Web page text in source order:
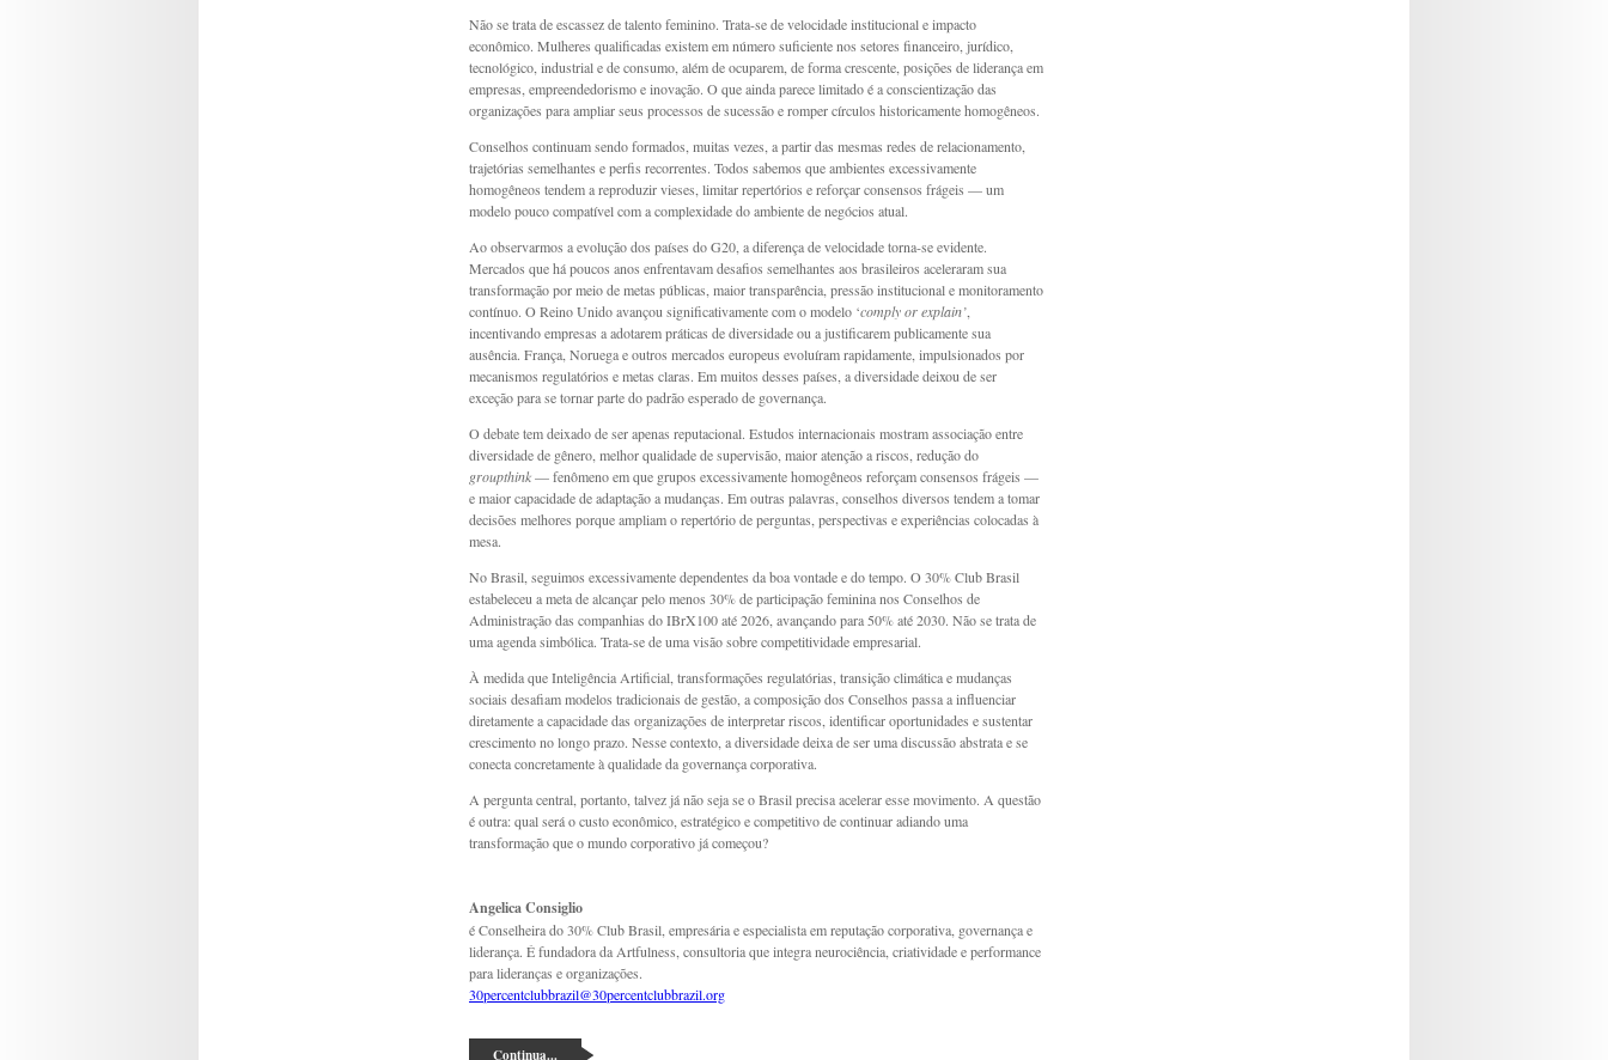
Não se trata de escassez de talento feminino. Trata-se de velocidade institucional e impacto
econômico. Mulheres qualificadas existem em número suficiente nos setores financeiro, jurídico,
tecnológico, industrial e de consumo, além de ocuparem, de forma crescente, posições de liderança em
empresas, empreendedorismo e inovação. O que ainda parece limitado é a conscientização das
organizações para ampliar seus processos de sucessão e romper círculos historicamente homogêneos.
Conselhos continuam sendo formados, muitas vezes, a partir das mesmas redes de relacionamento,
trajetórias semelhantes e perfis recorrentes. Todos sabemos que ambientes excessivamente
homogêneos tendem a reproduzir vieses, limitar repertórios e reforçar consensos frágeis — um
modelo pouco compatível com a complexidade do ambiente de negócios atual.
Ao observarmos a evolução dos países do G20, a diferença de velocidade torna-se evidente.
Mercados que há poucos anos enfrentavam desafios semelhantes aos brasileiros aceleraram sua
transformação por meio de metas públicas, maior transparência, pressão institucional e monitoramento
contínuo. O Reino Unido avançou significativamente com o modelo ‘comply or explain’,
incentivando empresas a adotarem práticas de diversidade ou a justificarem publicamente sua
ausência. França, Noruega e outros mercados europeus evoluíram rapidamente, impulsionados por
mecanismos regulatórios e metas claras. Em muitos desses países, a diversidade deixou de ser
exceção para se tornar parte do padrão esperado de governança.
O debate tem deixado de ser apenas reputacional. Estudos internacionais mostram associação entre
diversidade de gênero, melhor qualidade de supervisão, maior atenção a riscos, redução do
groupthink— fenômeno em que grupos excessivamente homogêneos reforçam consensos frágeis —
e maior capacidade de adaptação a mudanças. Em outras palavras, conselhos diversos tendem a tomar
decisões melhores porque ampliam o repertório de perguntas, perspectivas e experiências colocadas à
mesa.
No Brasil, seguimos excessivamente dependentes da boa vontade e do tempo. O 30% Club Brasil
estabeleceu a meta de alcançar pelo menos 30% de participação feminina nos Conselhos de
Administração das companhias do IBrX100 até 2026, avançando para 50% até 2030. Não se trata de
uma agenda simbólica. Trata-se de uma visão sobre competitividade empresarial.
À medida que Inteligência Artificial, transformações regulatórias, transição climática e mudanças
sociais desafiam modelos tradicionais de gestão, a composição dos Conselhos passa a influenciar
diretamente a capacidade das organizações de interpretar riscos, identificar oportunidades e sustentar
crescimento no longo prazo. Nesse contexto, a diversidade deixa de ser uma discussão abstrata e se
conecta concretamente à qualidade da governança corporativa.
A pergunta central, portanto, talvez já não seja se o Brasil precisa acelerar esse movimento. A questão
é outra: qual será o custo econômico, estratégico e competitivo de continuar adiando uma
transformação que o mundo corporativo já começou?
Angelica Consiglio
é Conselheira do 30% Club Brasil, empresária e especialista em reputação corporativa, governança e
liderança. É fundadora da Artfulness, consultoria que integra neurociência, criatividade e performance
para lideranças e organizações.
30percentclubbrazil@30percentclubbrazil.org
Continua...